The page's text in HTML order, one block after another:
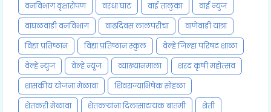
वनविभाग वृक्षारोपण
वरंधा घाट वाई तालुका
वाई न्युज
वाघळवाडी वनविभाग
वाढदिवस लालपरीचा
वाणेवाडी यात्रा
विद्या प्रतिष्ठान
विद्या प्रतिष्ठान स्कुल
वेल्हे जिल्हा परिषद शाळा
वेल्हे न्युज
वेल्हे न्यूज व्याख्यानमाला
शरद कृषी महोत्सव
शासकीय योजना मेळावा
शिवराज्याभिषेक सोहळा
शेतकरी मेळावा
शेतकऱ्यांना दिलासादायक बातमी
शेती